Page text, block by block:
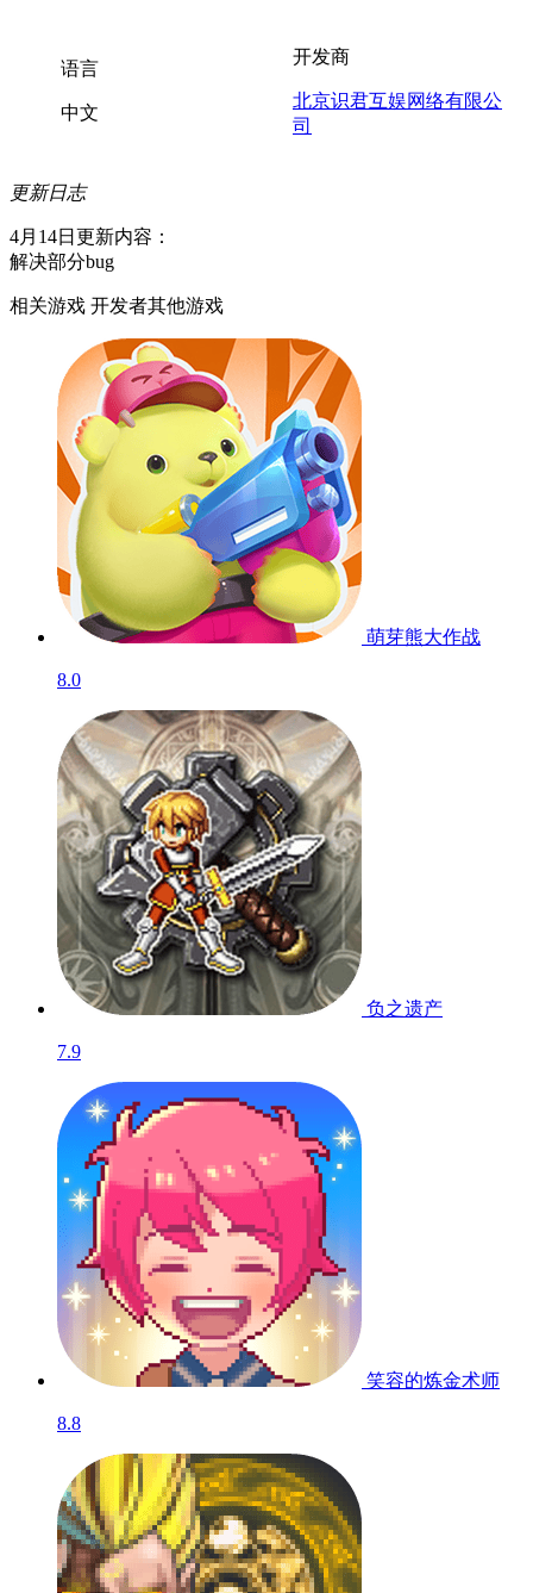
语言
中文
开发商
北京识君互娱网络有限公
司
更新日志
4月14日更新内容：
解决部分bug
相关游戏 开发者其他游戏
萌芽熊大作战
8.0
负之遗产
7.9
笑容的炼金术师
8.8